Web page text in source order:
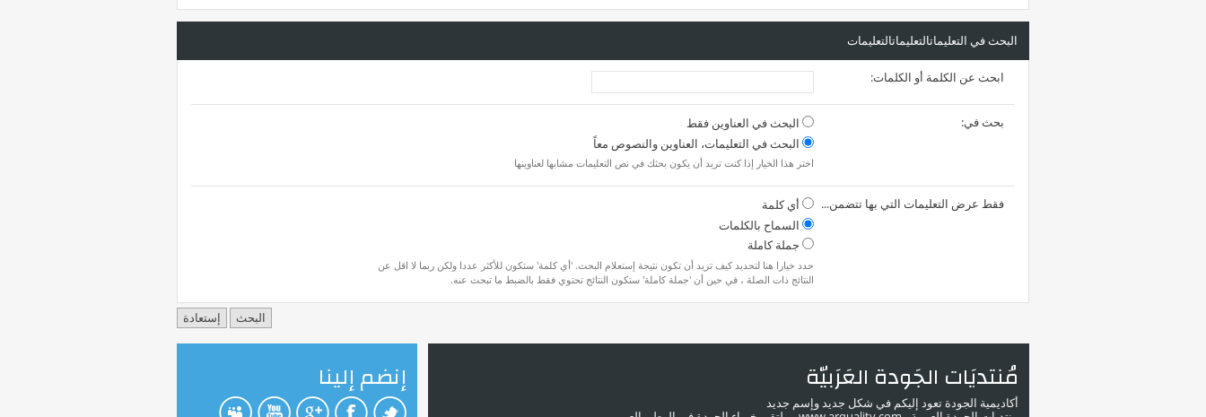
البحث في التعليماتالتعليماتالتعليمات
ابحث عن الكلمة أو الكلمات:
بحث في:
البحث في العناوين فقط
البحث في التعليمات، العناوين والنصوص معاً
اختر هذا الخيار إذا كنت تريد أن يكون بحثك في نص التعليمات مشابها لعناوينها
فقط عرض التعليمات التي بها تتضمن...
أي كلمة
السماح بالكلمات
جملة كاملة
حدد خيارا هنا لتحديد كيف تريد أن تكون نتيجة إستعلام البحث. 'أي كلمة' ستكون للأكثر عددا ولكن ربما لا اقل عن
النتائج ذات الصلة ، في حين أن 'جملة كاملة' ستكون النتائج تحتوي فقط بالضبط ما تبحث عنه.
مُنتديَات الجَودة العَرَبيّة
أكاديمية الجودة تعود إليكم في شكل جديد وإسم جديد
إنضم إلينا